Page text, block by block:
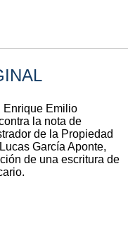
Enrique Emilio
la nota de
de la Propiedad
García Aponte,
de una escritura de